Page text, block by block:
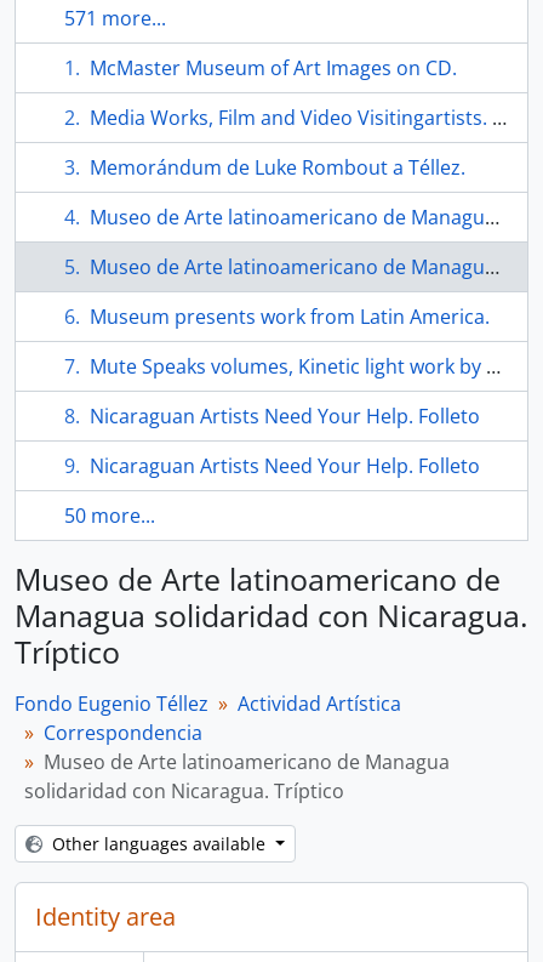
571 more...
McMaster Museum of Art Images on CD.
Media Works, Film and Video Visitingartists. Afiche.
Memorándum de Luke Rombout a Téllez.
Museo de Arte latinoamericano de Managua solidaridad con Nicaragua. Tríptico
Museo de Arte latinoamericano de Managua solidaridad con Nicaragua. Tríptico
Museum presents work from Latin America.
Mute Speaks volumes, Kinetic light work by Cuban artist part of Mac exhibit. Articulo.
Nicaraguan Artists Need Your Help. Folleto
Nicaraguan Artists Need Your Help. Folleto
50 more...
Museo de Arte latinoamericano de
Managua solidaridad con Nicaragua.
Tríptico
Fondo Eugenio Téllez
Actividad Artística
Correspondencia
Museo de Arte latinoamericano de Managua
solidaridad con Nicaragua. Tríptico
Other languages available
Identity area